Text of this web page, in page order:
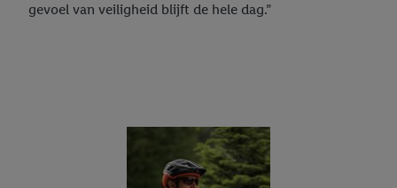
gevoel van veiligheid blijft de hele dag.”